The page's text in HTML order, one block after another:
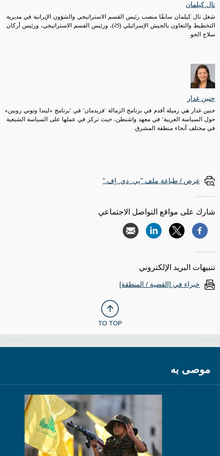
تال كيلمان
شغل تال كيلمان سابقًا منصب رئيس القسم الاستراتيجي والشؤون الإيرانية في مديرية
التخطيط والتعاون بالجيش الإسرائيلي (J5)
، ورئيس القسم الاستراتيجي، ورئيس أركان
سلاح الجو.
حنين غدار
حنين غدار هي زميلة أقدم في برنامج الزمالة "فريدمان" في "برنامج «ليندا وتوني روبين»
حول السياسة العربية" في معهد واشنطن، حيث تركز في عملها على السياسة الشيعية
في مختلف أنحاء منطقة المشرق.
عرض / طباعة ملف "پي. دي. إف."
شارك على مواقع التواصل الاجتماعي
تنبيهات البريد الإلكتروني
خبراء في [القضية / المنطقة]
TO TOP
موصى به